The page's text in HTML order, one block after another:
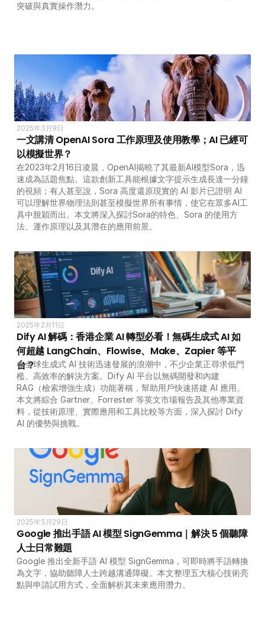
突破與真實操作潛力。
2025年3月9日
一文講清 OpenAI Sora 工作原理及使用教學；AI 已經可
以模擬世界？
在2023年2月16日凌晨，OpenAI揭曉了其最新AI模型Sora，迅
速成為話題焦點。這款創新工具能根據文字提示生成長達一分鐘
的視頻；有人甚至說，Sora 高度還原現實的 AI 影片已證明 AI
可以理解世界物理法則甚至模擬世界所有事情，使它在眾多AI工
具中脫穎而出。本文將深入探討Sora的特色、Sora 的使用方
法、運作原理以及其潛在的應用前景。
2025年2月11日
Dify AI 解碼：香港企業 AI 轉型必看！無碼生成式 AI 如
何超越 LangChain、Flowise、Make、Zapier 等平
台？
在全球生成式 AI 技術迅速發展的浪潮中，不少企業正尋求低門
檻、高效率的解決方案。Dify AI 平台以無碼開發和內建
RAG（檢索增強生成）功能著稱，幫助用戶快速搭建 AI 應用。
本文將綜合 Gartner、Forrester 等英文市場報告及其他專業資
料，從技術原理、實際應用和工具比較等方面，深入探討 Dify
AI 的優勢與挑戰。
2025年5月29日
Google 推出手語 AI 模型 SignGemma｜解決 5 個聽障
人士日常難題
Google 推出全新手語 AI 模型 SignGemma，可即時將手語轉換
為文字，協助聽障人士跨越溝通障礙。本文整理五大核心技術亮
點與申請試用方式，全面解析其未來應用潛力。